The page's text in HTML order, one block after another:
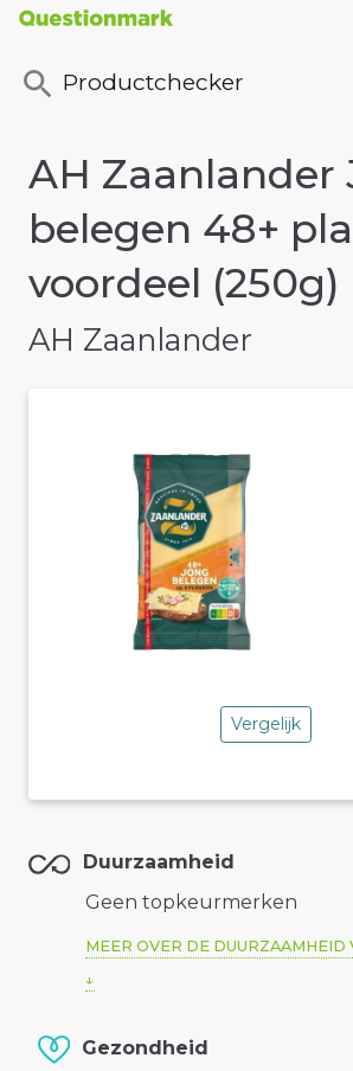
Productchecker
AH Zaanlander
belegen 48+
voordeel (250g)
AH Zaanlander
Vergelijk
Duurzaamheid
Geen topkeurmerken
MEER OVER DE DUURZAAMHEID
Gezondheid